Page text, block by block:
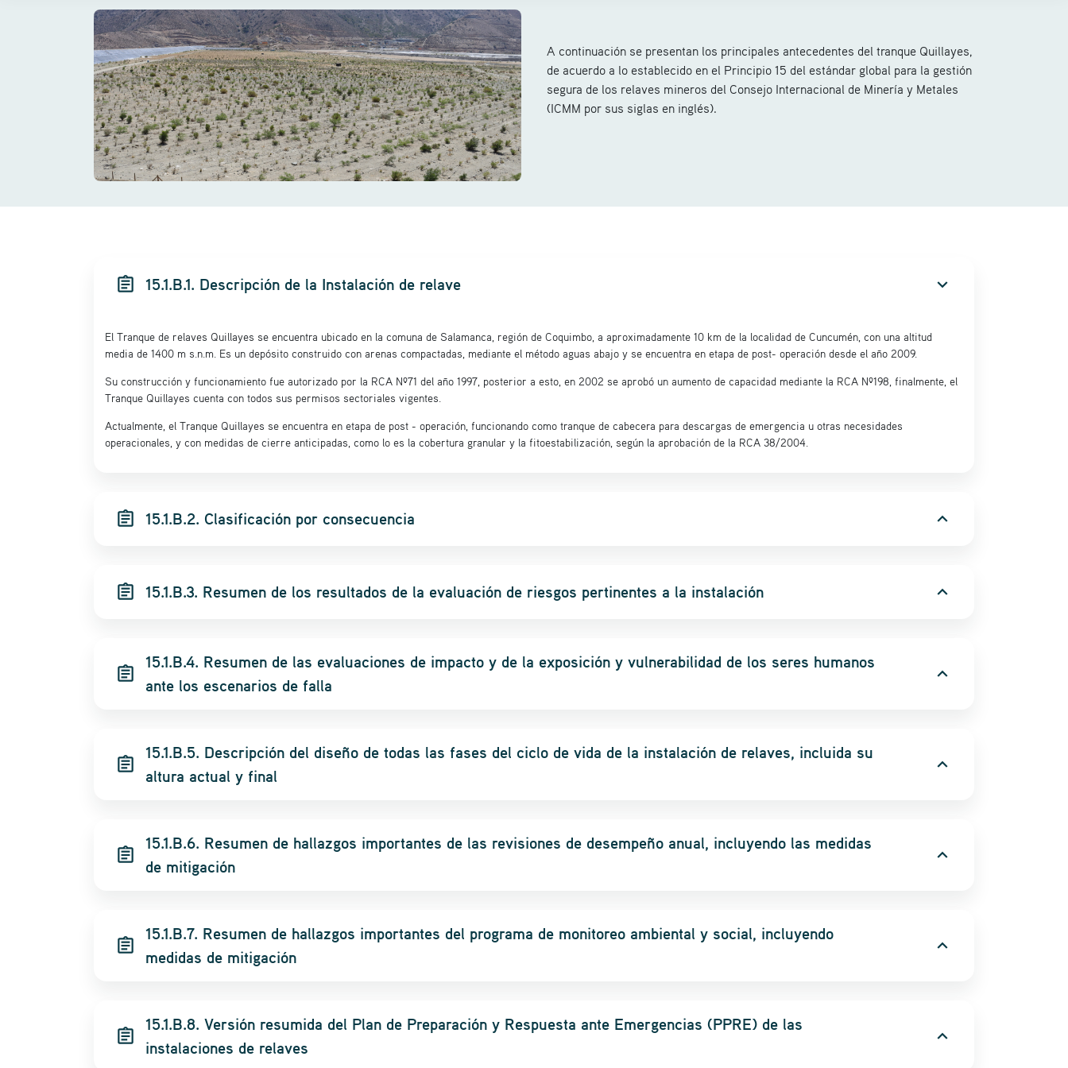
A continuación se presentan los principales antecedentes del tranque Quillayes,
de acuerdo a lo establecido en el Principio 15 del estándar global para la gestión
segura de los relaves mineros del Consejo Internacional de Minería y Metales
(ICMM por sus siglas en inglés).
assignment 15.1.B.1. Descripción de la Instalación de relave expand_more
El Tranque de relaves Quillayes se encuentra ubicado en la comuna de Salamanca, región de Coquimbo, a aproximadamente 10 km de la localidad de Cuncumén, con una altitud
media de 1400 m s.n.m. Es un depósito construido con arenas compactadas, mediante el método aguas abajo y se encuentra en etapa de post- operación desde el año 2009.
Su construcción y funcionamiento fue autorizado por la RCA Nº71 del año 1997, posterior a esto, en 2002 se aprobó un aumento de capacidad mediante la RCA Nº198, finalmente, el
Tranque Quillayes cuenta con todos sus permisos sectoriales vigentes.
Actualmente, el Tranque Quillayes se encuentra en etapa de post - operación, funcionando como tranque de cabecera para descargas de emergencia u otras necesidades
operacionales, y con medidas de cierre anticipadas, como lo es la cobertura granular y la fitoestabilización, según la aprobación de la RCA 38/2004.
assignment 15.1.B.2. Clasificación por consecuencia expand_more
assignment 15.1.B.3. Resumen de los resultados de la evaluación de riesgos pertinentes a la instalación expand_more
assignment
15.1.B.4. Resumen de las evaluaciones de impacto y de la exposición y vulnerabilidad de los seres humanos
ante los escenarios de falla
expand_more
assignment
15.1.B.5. Descripción del diseño de todas las fases del ciclo de vida de la instalación de relaves, incluida su
altura actual y final
expand_more
assignment
15.1.B.6. Resumen de hallazgos importantes de las revisiones de desempeño anual, incluyendo las medidas
de mitigación
expand_more
assignment
15.1.B.7. Resumen de hallazgos importantes del programa de monitoreo ambiental y social, incluyendo
medidas de mitigación
expand_more
assignment
15.1.B.8. Versión resumida del Plan de Preparación y Respuesta ante Emergencias (PPRE) de las
instalaciones de relaves
expand_more